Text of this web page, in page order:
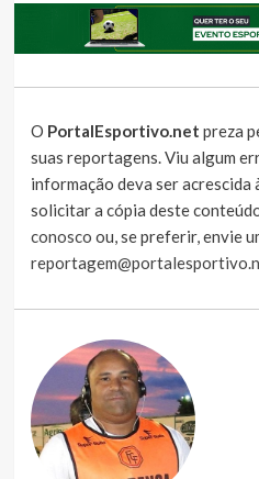
O PortalEsportivo.net preza
suas reportagens. Viu algum
informação deva ser
solicitar a cópia deste
conosco ou, se preferir, envie